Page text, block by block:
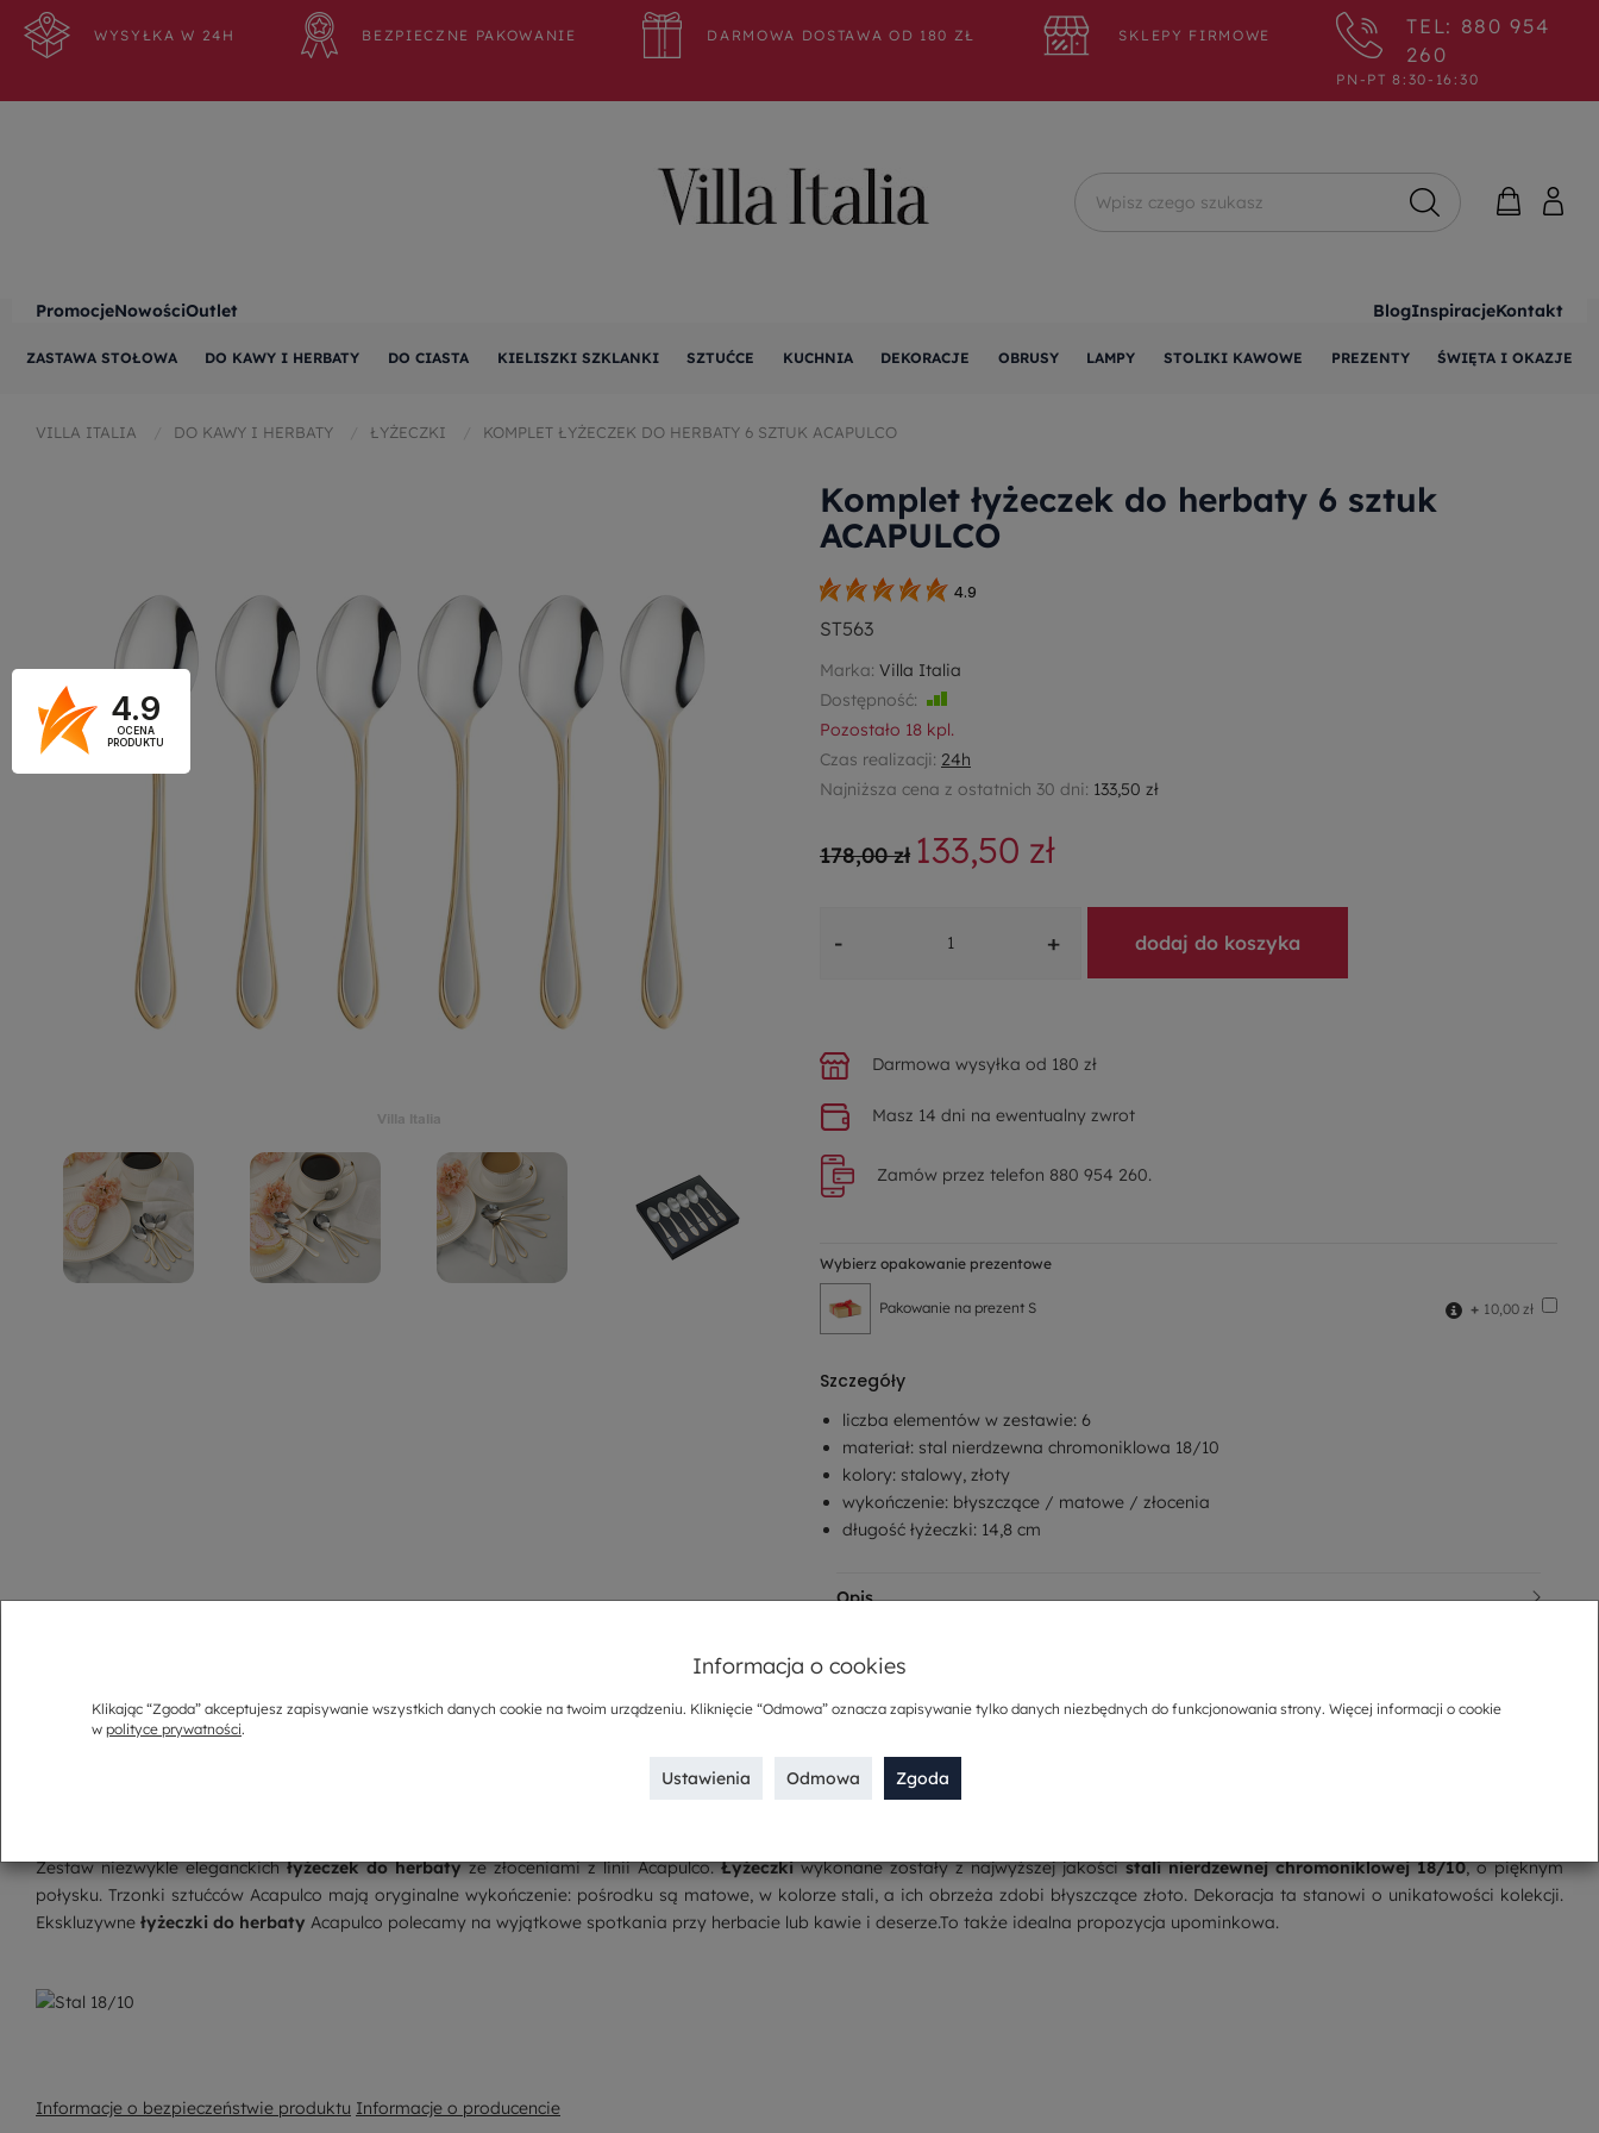
WYSYŁKA W 24H BEZPIECZNE PAKOWANIE DARMOWA DOSTAWA OD 180 ZŁ SKLEPY FIRMOWE
TEL: 880 954
260
PN-PT 8:30-16:30
Wyszukaj
PromocjeNowościOutlet BlogInspiracjeKontakt
ZASTAWA STOŁOWA DO KAWY I HERBATY DO CIASTA KIELISZKI SZKLANKI SZTUĆCE KUCHNIA DEKORACJE OBRUSY LAMPY STOLIKI KAWOWE PREZENTY ŚWIĘTA I OKAZJE
VILLA ITALIA DO KAWY I HERBATY ŁYŻECZKI KOMPLET ŁYŻECZEK DO HERBATY 6 SZTUK ACAPULCO
Komplet łyżeczek do herbaty 6 sztuk
ACAPULCO
4.9
ST563
Marka: Villa Italia
Dostępność:
Pozostało 18 kpl.
Czas realizacji: 24h
Najniższa cena z ostatnich 30 dni: 133,50 zł
178,00 zł 133,50 zł
- + dodaj do koszyka
Darmowa wysyłka od 180 zł
Masz 14 dni na ewentualny zwrot
Zamów przez telefon 880 954 260.
Wybierz opakowanie prezentowe
Pakowanie na prezent S + 10,00 zł
Szczegóły
liczba elementów w zestawie: 6
materiał: stal nierdzewna chromoniklowa 18/10
kolory: stalowy, złoty
wykończenie: błyszczące / matowe / złocenia
długość łyżeczki: 14,8 cm
Opis
Zestaw niezwykle eleganckichłyżeczek do herbatyze złoceniami z linii Acapulco.Łyżeczkiwykonane zostały z najwyższej jakościstali nierdzewnej chromoniklowej18/10, o pięknym
połysku. Trzonki sztućców Acapulco mają oryginalne wykończenie: pośrodku są matowe, w kolorze stali, a ich obrzeża zdobi błyszczące złoto. Dekoracja ta stanowi o unikatowości kolekcji.
Ekskluzywne łyżeczki do herbaty Acapulco polecamy na wyjątkowe spotkania przy herbacie lub kawie i deserze.To także idealna propozycja upominkowa.
Informacje o bezpieczeństwie produktu Informacje o producencie
Informacja o cookies
Klikając “Zgoda” akceptujesz zapisywanie wszystkich danych cookie na twoim urządzeniu. Kliknięcie “Odmowa” oznacza zapisywanie tylko danych niezbędnych do funkcjonowania strony. Więcej informacji o cookie
w polityce prywatności.
Ustawienia Odmowa Zgoda
4.9
OCENA
PRODUKTU